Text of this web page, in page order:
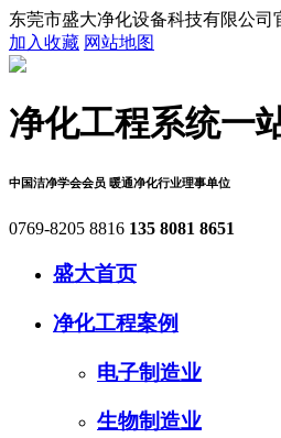
东莞市盛大净化设备科技有限公
加入收藏 网站地图
净化工程系统一
中国洁净学会会员 暖通净化行业理事单位
0769-8205 8816 135 8081 8651
盛大首页
净化工程案例
电子制造业
生物制造业